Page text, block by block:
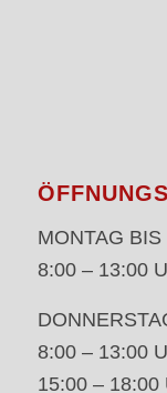
MONTAG
8:00 – 13:00
8:00 – 13:00
15:00 – 18:00